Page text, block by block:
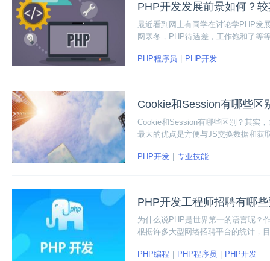
PHP开发发展前景如何？
最近看到网上有同学在讨论学PHP发
网寒冬，PHP待遇差，工作饱和了等
PHP程序员 PHP开发
Cookie和Session有哪些区
Cookie和Session有哪些区别？其实
最大的优点是方便与JS交换数据和获
e和Session。
PHP开发 专业技能
PHP开发工程师招聘有哪
为什么说PHP是世界第一的语言呢？
根据许多大型网络招聘平台的统计，
位工作内容和掌握技能的具体要求。
PHP编程 PHP程序员 PHP开发